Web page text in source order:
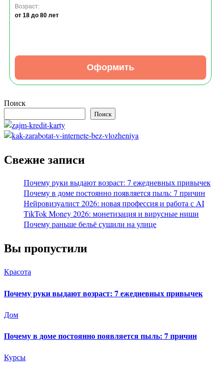
Возраст:
от 18 до 80 лет
Оформить
Поиск
Поиск
Свежие записи
Почему руки выдают возраст: 7 ежедневных привычек
Почему в доме постоянно появляется пыль: 7 причин
Нейровизуалист 2026: новая профессия и работа с AI
TikTok Money 2026: монетизация и вирусные ниши
Почему раньше бельё сушили на улице
Вы пропустили
Красота
Почему руки выдают возраст: 7 ежедневных привычек
Дом
Почему в доме постоянно появляется пыль: 7 причин
Курсы